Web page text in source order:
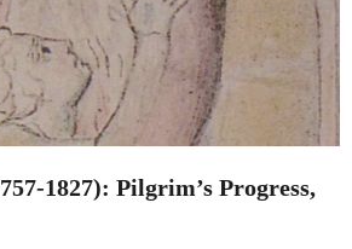
1827): Pilgrim’s Progress,